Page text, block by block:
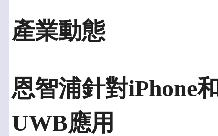
產業動態
恩智浦針對iPhone
UWB應用